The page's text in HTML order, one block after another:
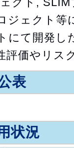
ジェクト等
にて開発し
評価やリス
表
状況